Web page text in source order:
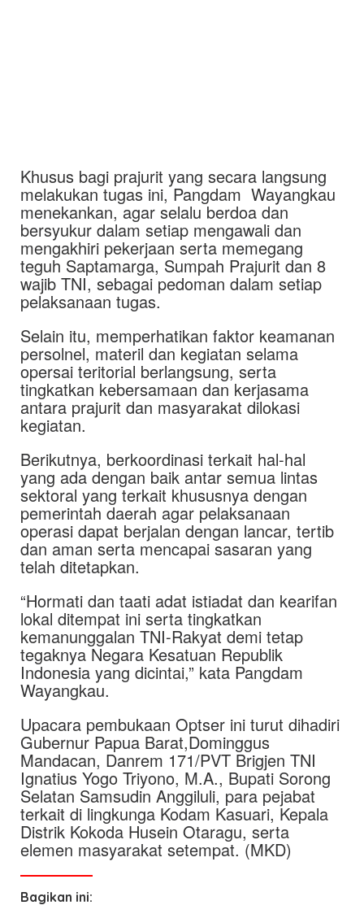
Khusus bagi prajurit yang secara langsung
melakukan tugas ini, Pangdam Wayangkau
menekankan, agar selalu berdoa dan
bersyukur dalam setiap mengawali dan
mengakhiri pekerjaan serta memegang
teguh Saptamarga, Sumpah Prajurit dan 8
wajib TNI, sebagai pedoman dalam setiap
pelaksanaan tugas.
Selain itu, memperhatikan faktor keamanan
persolnel, materil dan kegiatan selama
opersai teritorial berlangsung, serta
tingkatkan kebersamaan dan kerjasama
antara prajurit dan masyarakat dilokasi
kegiatan.
Berikutnya, berkoordinasi terkait hal-hal
yang ada dengan baik antar semua lintas
sektoral yang terkait khususnya dengan
pemerintah daerah agar pelaksanaan
operasi dapat berjalan dengan lancar, tertib
dan aman serta mencapai sasaran yang
telah ditetapkan.
“Hormati dan taati adat istiadat dan kearifan
lokal ditempat ini serta tingkatkan
kemanunggalan TNI-Rakyat demi tetap
tegaknya Negara Kesatuan Republik
Indonesia yang dicintai,” kata Pangdam
Wayangkau.
Upacara pembukaan Optser ini turut dihadiri
Gubernur Papua Barat,Dominggus
Mandacan, Danrem 171/PVT Brigjen TNI
Ignatius Yogo Triyono, M.A., Bupati Sorong
Selatan Samsudin Anggiluli, para pejabat
terkait di lingkunga Kodam Kasuari, Kepala
Distrik Kokoda Husein Otaragu, serta
elemen masyarakat setempat. (MKD)
Bagikan ini: